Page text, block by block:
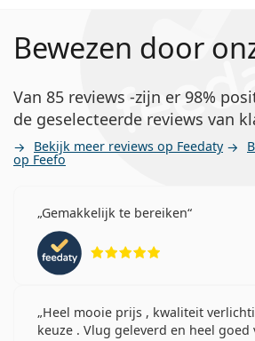
het gehele oog of ooggebied,
contactlenzen met een UV-filter en
Het is een medisch hulpmiddel.
voor gebruik.
Bewezen door
Van 85 reviews -zijn er 98%
de geselecteerde reviews van
Bekijk meer reviews op Feedaty
op Feefo
Gemakkelijk te bereiken
Heel mooie prijs , kwaliteit
keuze . Vlug geleverd en heel goed